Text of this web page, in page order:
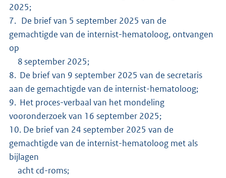
2025;
7. De brief van 5 september 2025 van de
gemachtigde van de internist-hematoloog, ontvangen
op
8 september 2025;
8. De brief van 9 september 2025 van de secretaris
aan de gemachtigde van de internist-hematoloog;
9. Het proces-verbaal van het mondeling
vooronderzoek van 16 september 2025;
10. De brief van 24 september 2025 van de
gemachtigde van de internist-hematoloog met als
bijlagen
acht cd-roms;